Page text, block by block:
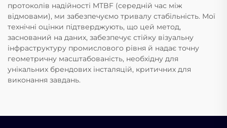
протоколів надійності MTBF (середній час між
відмовами), ми забезпечуємо тривалу стабільність. Мої
технічні оцінки підтверджують, що цей метод,
заснований на даних, забезпечує стійку візуальну
інфраструктуру промислового рівня й надає точну
геометричну масштабованість, необхідну для
унікальних брендових інсталяцій, критичних для
виконання завдань.